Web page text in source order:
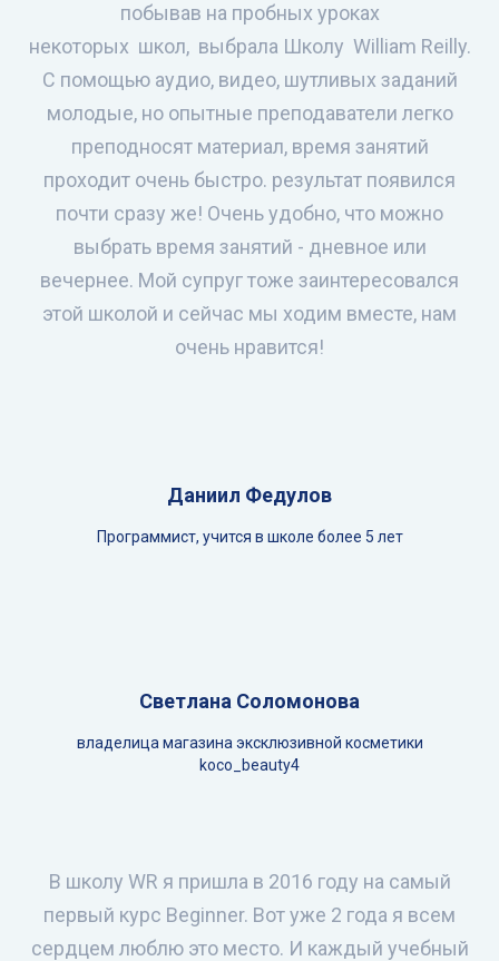
побывав на пробных уроках
некоторых школ, выбрала Школу William Reilly.
С помощью аудио, видео, шутливых заданий
молодые, но опытные преподаватели легко
преподносят материал, время занятий
проходит очень быстро. результат появился
почти сразу же! Очень удобно, что можно
выбрать время занятий - дневное или
вечернее. Мой супруг тоже заинтересовался
этой школой и сейчас мы ходим вместе, нам
очень нравится!
Даниил Федулов
Программист, учится в школе более 5 лет
Светлана Соломонова
владелица магазина эксклюзивной косметики
koco_beauty4
В школу WR я пришла в 2016 году на самый
первый курс Beginner. Вот уже 2 года я всем
сердцем люблю это место. И каждый учебный